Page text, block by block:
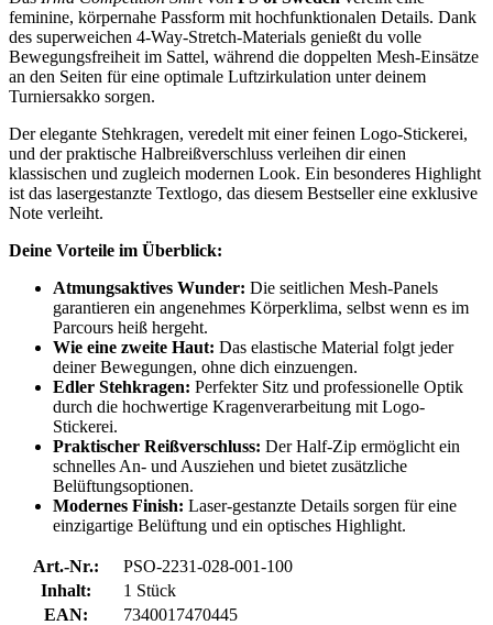
feminine, körpernahe Passform mit hochfunktionalen Details. Dank
des superweichen 4-Way-Stretch-Materials genießt du volle
Bewegungsfreiheit im Sattel, während die doppelten Mesh-Einsätze
an den Seiten für eine optimale Luftzirkulation unter deinem
Turniersakko sorgen.
Der elegante Stehkragen, veredelt mit einer feinen Logo-Stickerei,
und der praktische Halbreißverschluss verleihen dir einen
klassischen und zugleich modernen Look. Ein besonderes Highlight
ist das lasergestanzte Textlogo, das diesem Bestseller eine exklusive
Note verleiht.
Deine Vorteile im Überblick:
Atmungsaktives Wunder: Die seitlichen Mesh-Panels
garantieren ein angenehmes Körperklima, selbst wenn es im
Parcours heiß hergeht.
Wie eine zweite Haut: Das elastische Material folgt jeder
deiner Bewegungen, ohne dich einzuengen.
Edler Stehkragen: Perfekter Sitz und professionelle Optik
durch die hochwertige Kragenverarbeitung mit Logo-
Stickerei.
Praktischer Reißverschluss: Der Half-Zip ermöglicht ein
schnelles An- und Ausziehen und bietet zusätzliche
Belüftungsoptionen.
Modernes Finish: Laser-gestanzte Details sorgen für eine
einzigartige Belüftung und ein optisches Highlight.
Art.-Nr.:
PSO-2231-028-001-100
Inhalt:
1 Stück
EAN:
7340017470445